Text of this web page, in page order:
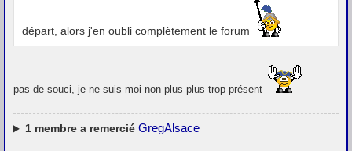
départ, alors j'en oubli complètement le forum
pas de souci, je ne suis moi non plus plus trop présent
1membre a remercié GregAlsace